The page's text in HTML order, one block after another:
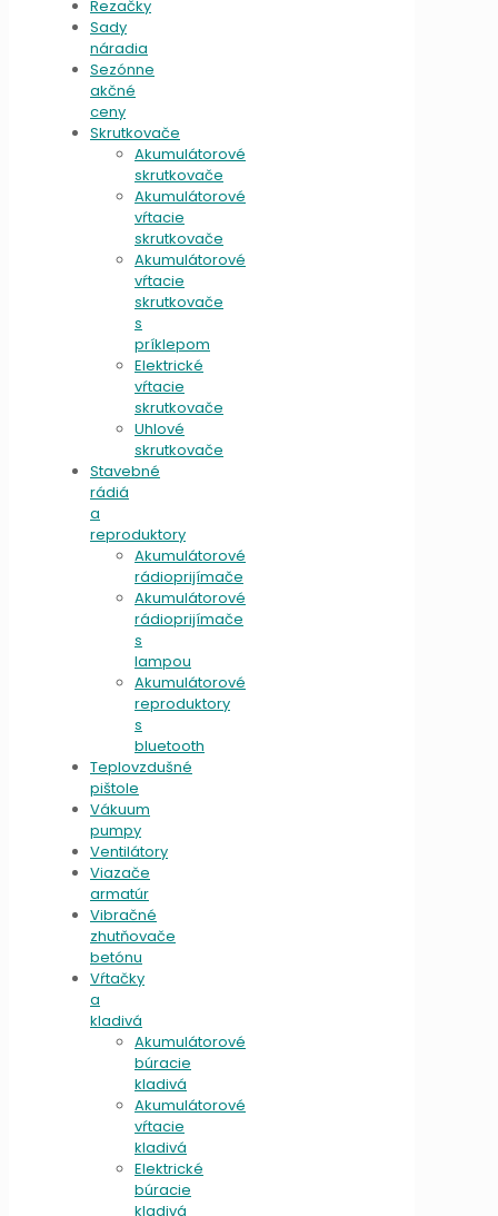
Rezačky
Sady
náradia
Sezónne
akčné
ceny
Skrutkovače
Akumulátorové
skrutkovače
Akumulátorové
vŕtacie
skrutkovače
Akumulátorové
vŕtacie
skrutkovače
s
príklepom
Elektrické
vŕtacie
skrutkovače
Uhlové
skrutkovače
Stavebné
rádiá
a
reproduktory
Akumulátorové
rádioprijímače
Akumulátorové
rádioprijímače
s
lampou
Akumulátorové
reproduktory
s
bluetooth
Teplovzdušné
pištole
Vákuum
pumpy
Ventilátory
Viazače
armatúr
Vibračné
zhutňovače
betónu
Vŕtačky
a
kladivá
Akumulátorové
búracie
kladivá
Akumulátorové
vŕtacie
kladivá
Elektrické
búracie
kladivá